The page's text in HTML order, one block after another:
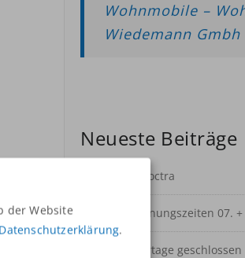
Wohnmobile –
Wiedemann Gmbh
Neueste Beiträge
Frankia Noctra
Sonderöffnungszeiten 07.
Osterfeiertage geschlossen
der Website
Datenschutzerklärung.